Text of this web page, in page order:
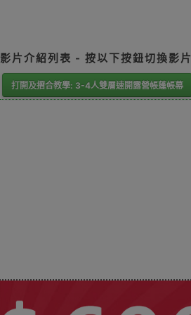
影片介紹列表 - 按以下按鈕切換影片
打開及摺合教學: 3-4人雙層速開露營帳蓬帳幕